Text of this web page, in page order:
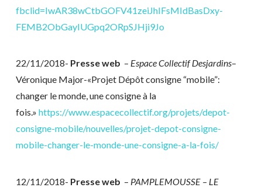
fbclid=IwAR38wCtbGOFV41zeiJhIFsMIdBasDxy-
FEMB2ObGayIUGpq2ORpSJHji9Jo
22/11/2018- Presse web – Espace Collectif Desjardins–
Véronique Major-«Projet Dépôt consigne “mobile”:
changer le monde, une consigne à la
fois.» https://www.espacecollectif.org/projets/depot-
consigne-mobile/nouvelles/projet-depot-consigne-
mobile-changer-le-monde-une-consigne-a-la-fois/
12/11/2018- Presse web – PAMPLEMOUSSE – LE